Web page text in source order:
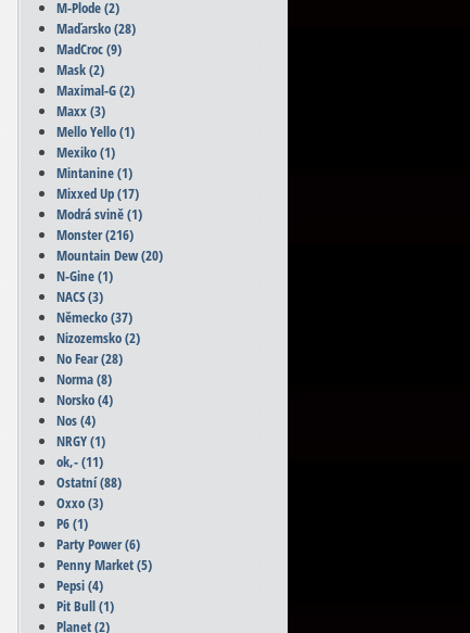
M-Plode(2)
Maďarsko(28)
MadCroc(9)
Mask(2)
Maximal-G(2)
Maxx(3)
Mello Yello(1)
Mexiko(1)
Mintanine(1)
Mixxed Up(17)
Modrá svině(1)
Monster(216)
Mountain Dew(20)
N-Gine(1)
NACS(3)
Německo(37)
Nizozemsko(2)
No Fear(28)
Norma(8)
Norsko(4)
Nos(4)
NRGY(1)
ok,-(11)
Ostatní(88)
Oxxo(3)
P6(1)
Party Power(6)
Penny Market(5)
Pepsi(4)
Pit Bull(1)
Planet(2)